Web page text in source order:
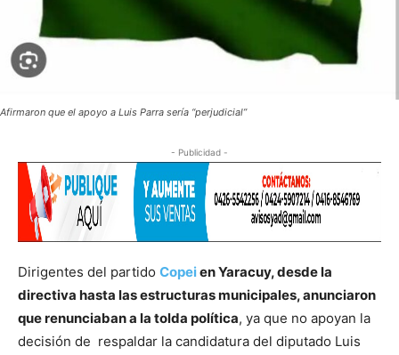
Afirmaron que el apoyo a Luis Parra sería “perjudicial”
- Publicidad -
Dirigentes del partido Copeien Yaracuy, desde la
directiva hasta las estructuras municipales, anunciaron
que renunciaban a la tolda política, ya que no apoyan la
decisión de respaldar la candidatura del diputado Luis